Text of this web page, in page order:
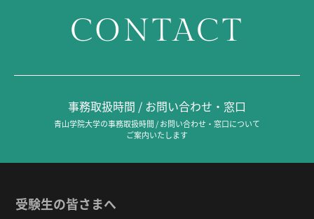
CONTACT
事務取扱時間 / お問い合わせ・窓口
青山学院大学の事務取扱時間 / お問い合わせ・窓口について
ご案内いたします
受験生の皆さまへ